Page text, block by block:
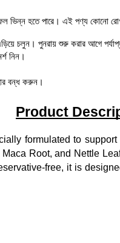
হতে পারে। এই পণ্য কোনো রোগ
চলুন। পুনরায় শুরু করার আগে
নিন।
বন্ধ করুন।
Product
formulated to
Root, and Nettle
free, it is